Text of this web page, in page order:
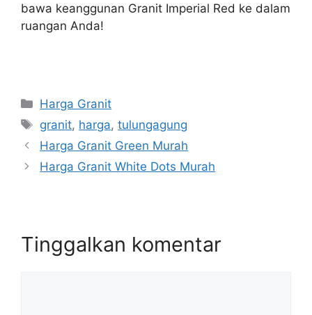
bawa keanggunan Granit Imperial Red ke dalam
ruangan Anda!
Kategori
Harga Granit
Tag
granit, harga,tulungagung
Harga Granit Green Murah
Harga Granit White Dots Murah
Tinggalkan komentar